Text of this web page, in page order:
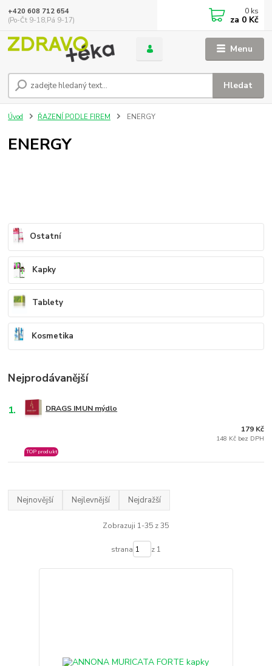
Menu
Hledat
+420 608 712 654
(Po-Čt 9-18,Pá 9-17)
0 ks
za 0 Kč
Úvod ŘAZENÍ PODLE FIREM ENERGY
ENERGY
Ostatní
Kapky
Tablety
Kosmetika
Nejprodávanější
1. DRAGS IMUN mýdlo
TOP produkt
179 Kč
148 Kč bez DPH
Nejnovější Nejlevnější Nejdražší
Zobrazuji 1-35 z 35
strana z 1